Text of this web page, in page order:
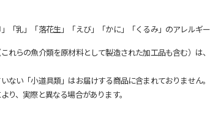
「乳」「落花生」「えび」「かに」「くるみ」のアレルギ
れらの魚介類を原材料として製造された加工品も含む）は
ない「小道具類」はお届けする商品に含まれておりません。
り、実際と異なる場合があります。